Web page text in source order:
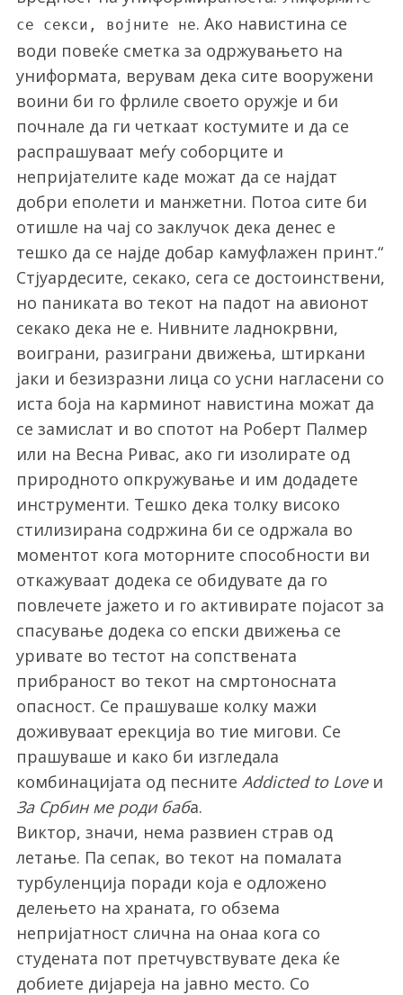
се секси, војните не. Ако навистина се
води повеќе сметка за одржувањето на
униформата, верувам дека сите вооружени
воини би го фрлиле своето оружје и би
почнале да ги четкаат костумите и да се
распрашуваат меѓу соборците и
непријателите каде можат да се најдат
добри еполети и манжетни. Потоа сите би
отишле на чај со заклучок дека денес е
тешко да се најде добар камуфлажен принт.“
Стјуардесите, секако, сега се достоинствени,
но паниката во текот на падот на авионот
секако дека не е. Нивните ладнокрвни,
воиграни, разиграни движења, штиркани
јаки и безизразни лица со усни нагласени со
иста боја на карминот навистина можат да
се замислат и во спотот на Роберт Палмер
или на Весна Ривас, ако ги изолирате од
природното опкружување и им додадете
инструменти. Тешко дека толку високо
стилизирана содржина би се одржала во
моментот кога моторните способности ви
откажуваат додека се обидувате да го
повлечете јажето и го активирате појасот за
спасување додека со епски движења се
уривате во тестот на сопствената
прибраност во текот на смртоносната
опасност. Се прашуваше колку мажи
доживуваат ерекција во тие мигови. Се
прашуваше и како би изгледала
комбинацијата од песните Addicted to Loveи
За Србин ме роди баба.
Виктор, значи, нема развиен страв од
летање. Па сепак, во текот на помалата
турбуленција поради која е одложено
делењето на храната, го обзема
непријатност слична на онаа кога со
студената пот претчувствувате дека ќе
добиете дијареја на јавно место. Со
r
c
h
f
r
: